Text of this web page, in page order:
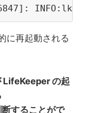
再起動される
LifeKeeper の起
することがで